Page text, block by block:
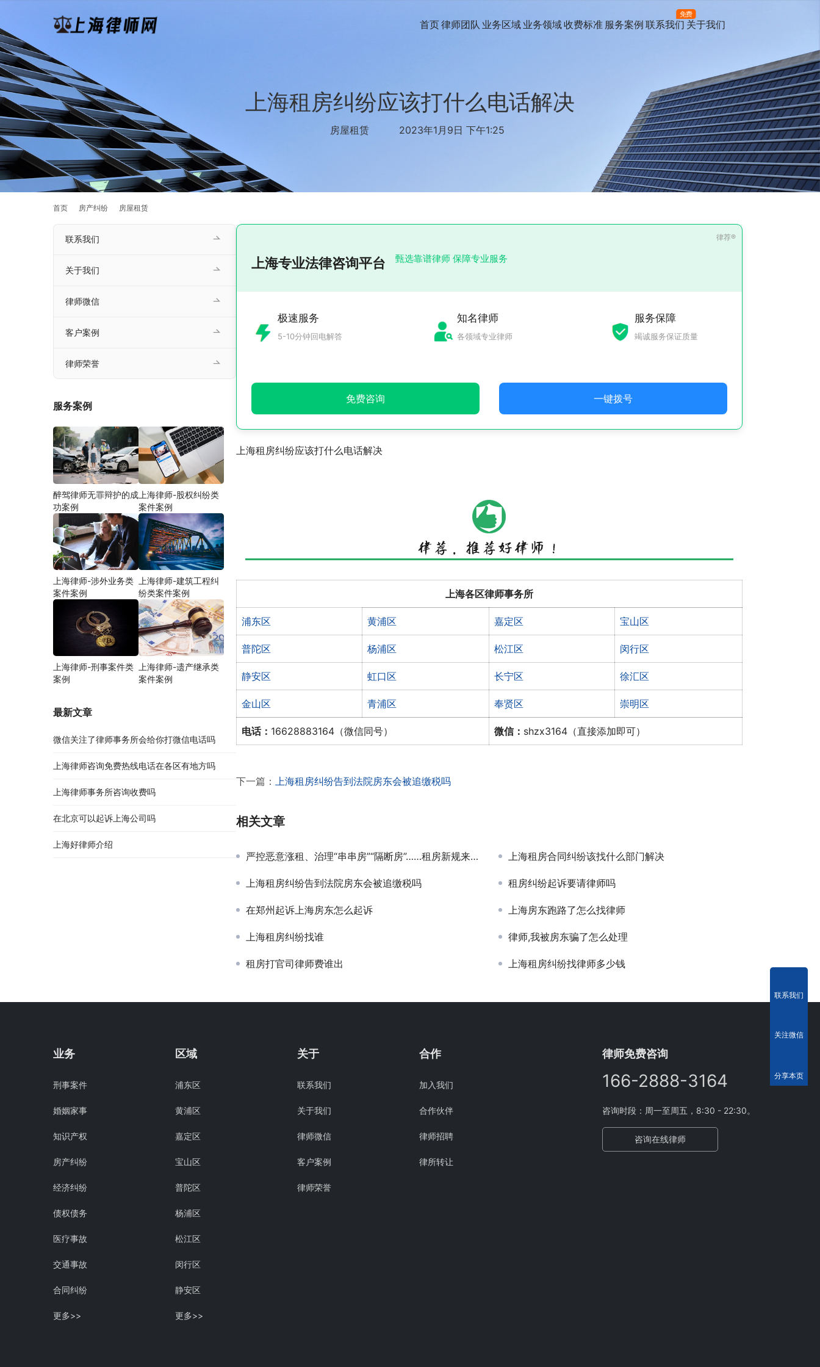
首页律师团队 业务区域 业务领域收费标准 服务案例 联系我们
免费
关于我们
上海租房纠纷应该打什么电话解决
房屋租赁 2023年1月9日 下午1:25
首页 房产纠纷 房屋租赁
上海专业法律咨询平台 甄选靠谱律师 保障专业服务
极速服务
5-10分钟回电解答
知名律师
各领域专业律师
服务保障
竭诚服务保证质量
免费咨询 一键拨号
上海租房纠纷应该打什么电话解决
上海各区律师事务所
浦东区 黄浦区 嘉定区 宝山区
普陀区 杨浦区 松江区 闵行区
静安区 虹口区 长宁区 徐汇区
金山区 青浦区 奉贤区 崇明区
电话： 16628883164（微信同号） 微信： shzx3164（直接添加即可）
下一篇： 上海租房纠纷告到法院房东会被追缴税吗
相关文章
严控恶意涨租、治理“串串房”“隔断房”……租房新规来了！ 上海租房合同纠纷该找什么部门解决
上海租房纠纷告到法院房东会被追缴税吗 租房纠纷起诉要请律师吗
在郑州起诉上海房东怎么起诉 上海房东跑路了怎么找律师
上海租房纠纷找谁 律师,我被房东骗了怎么处理
租房打官司律师费谁出 上海租房纠纷找律师多少钱
联系我们
关于我们
律师微信
客户案例
律师荣誉
服务案例
醉驾律师无罪辩护的成
功案例
上海律师-股权纠纷类
案件案例
上海律师-涉外业务类
案件案例
上海律师-建筑工程纠
纷类案件案例
上海律师-刑事案件类
案例
上海律师-遗产继承类
案件案例
最新文章
微信关注了律师事务所会给你打微信电话吗
上海律师咨询免费热线电话在各区有地方吗
上海律师事务所咨询收费吗
在北京可以起诉上海公司吗
上海好律师介绍
业务
刑事案件
婚姻家事
知识产权
房产纠纷
经济纠纷
债权债务
医疗事故
交通事故
合同纠纷
更多>>
区域
浦东区
黄浦区
嘉定区
宝山区
普陀区
杨浦区
松江区
闵行区
静安区
更多>>
关于
联系我们
关于我们
律师微信
客户案例
律师荣誉
合作
加入我们
合作伙伴
律师招聘
律所转让
律师免费咨询
166-2888-3164
咨询时段：周一至周五，8:30 - 22:30。
咨询在线律师
联系我们
关注微信
分享本页